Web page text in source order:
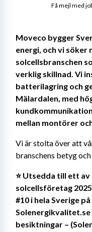
Moveco bygger
energi, och vi söker
solcellsbranschen
verklig skillnad. Vi
batterilagring och
Mälardalen, med
mellan montörer
Vi är stolta över att
branschens betyg
⭐ Utsedda till ett
solcellsföretag
#10 i hela Sverige
Solenergikvalitet.se
besiktningar –
Få mejl med